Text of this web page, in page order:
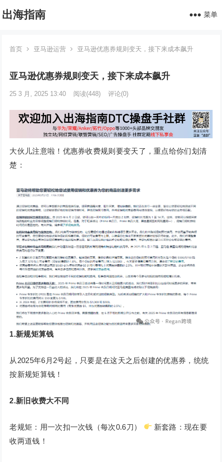
出海指南 菜单
首页 亚马逊运营 亚马逊优惠券规则变天，接下来成本飙升
亚马逊优惠券规则变天，接下来成本飙升
25 3 月, 2025 13:40 阅读(448) 评论(0)
大伙儿注意啦！优惠券收费规则要变天了，重点给你们划清
楚：
1.新规矩算钱
从2025年6月2号起，只要是在这天之后创建的优惠券，统统
按新规矩算钱！
2.新旧收费大不同
老规矩：用一次扣一次钱（每次0.6刀）
新套路：现在要
收两道钱！